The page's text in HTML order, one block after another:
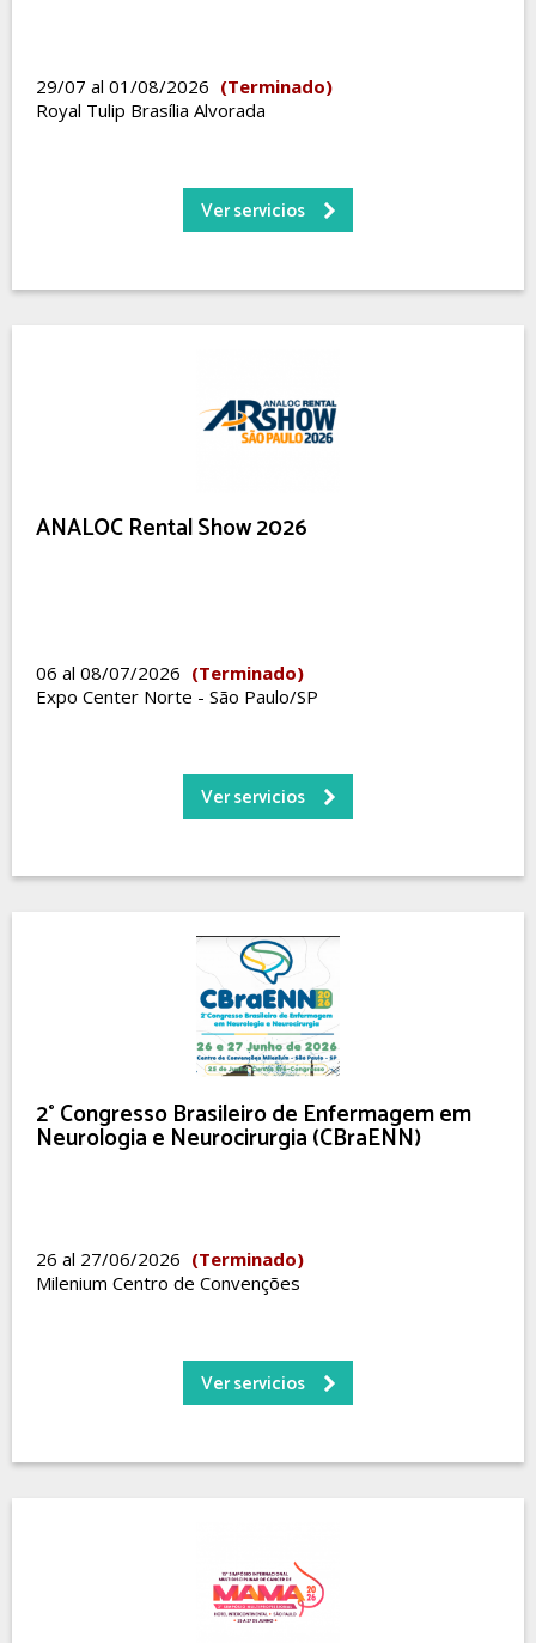
29/07 al 01/08/2026 (Terminado)
Royal Tulip Brasília Alvorada
Ver servicios
ANALOC Rental Show 2026
06 al 08/07/2026 (Terminado)
Expo Center Norte - São Paulo/SP
Ver servicios
2° Congresso Brasileiro de Enfermagem em
Neurologia e Neurocirurgia (CBraENN)
26 al 27/06/2026 (Terminado)
Milenium Centro de Convenções
Ver servicios